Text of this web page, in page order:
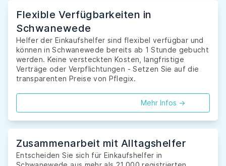
Flexible Verfügbarkeiten in
Schwanewede
Helfer der Einkaufshelfer sind flexibel verfügbar und
können in Schwanewede bereits ab 1 Stunde gebucht
werden. Keine versteckten Kosten, langfristige
Verträge oder Verpflichtungen - Setzen Sie auf die
transparenten Preise von Pflegix.
Mehr Infos ->
Zusammenarbeit mit Alltagshelfer
Entscheiden Sie sich für Einkaufshelfer in